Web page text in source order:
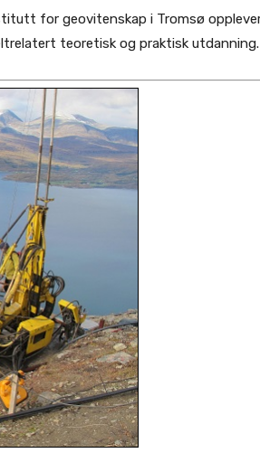
for geovitenskap i Tromsø
teoretisk og praktisk utdanning.